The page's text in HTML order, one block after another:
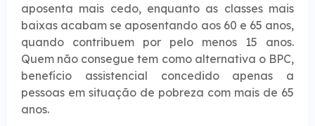
aposenta mais cedo, enquanto as classes mais
baixas acabam se aposentando aos 60 e 65 anos,
quando contribuem por pelo menos 15 anos.
Quem não consegue tem como alternativa o BPC,
benefício assistencial concedido apenas a
pessoas em situação de pobreza com mais de 65
anos.